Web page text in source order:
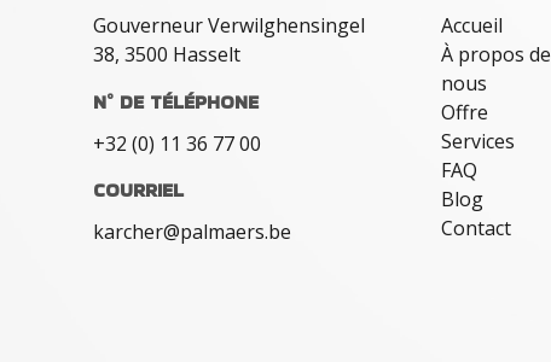
Gouverneur Verwilghensingel
38, 3500 Hasselt
N° DE TÉLÉPHONE
+32 (0) 11 36 77 00
COURRIEL
karcher@palmaers.be
Accueil
À propos de
nous
Offre
Services
FAQ
Blog
Contact